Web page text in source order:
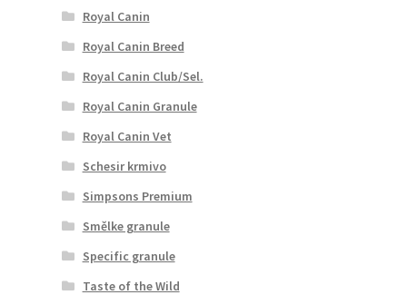
Royal Canin
Royal Canin Breed
Royal Canin Club/Sel.
Royal Canin Granule
Royal Canin Vet
Schesir krmivo
Simpsons Premium
Smělke granule
Specific granule
Taste of the Wild